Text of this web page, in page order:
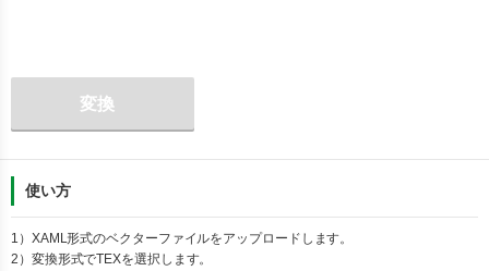
変換
使い方
1） XAML形式のベクターファイルをアップロードします。
2）変換形式でTEXを選択します。